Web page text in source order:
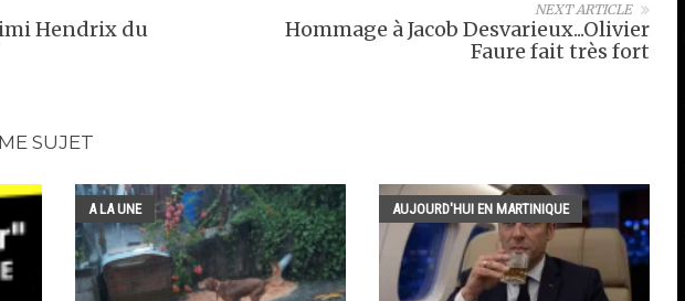
NEXT ARTICLE
Hommage à Jacob Desvarieux...Olivier
Faure fait très fort
Hendrix du
SUJET
A LA UNE AUJOURD'HUI EN MARTINIQUE